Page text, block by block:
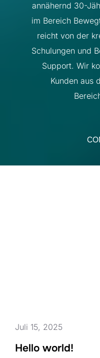
annähernd 30-
im Bereich
reicht von der
Schulungen und
Support. Wir
Kunden aus
Juli 15, 2025
Hello world!